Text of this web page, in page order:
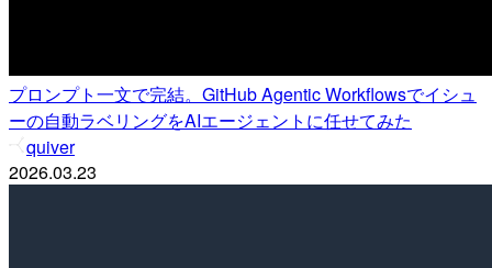
プロンプト一文で完結。GitHub Agentic Workflowsでイシュ
ーの自動ラベリングをAIエージェントに任せてみた
quiver
2026.03.23